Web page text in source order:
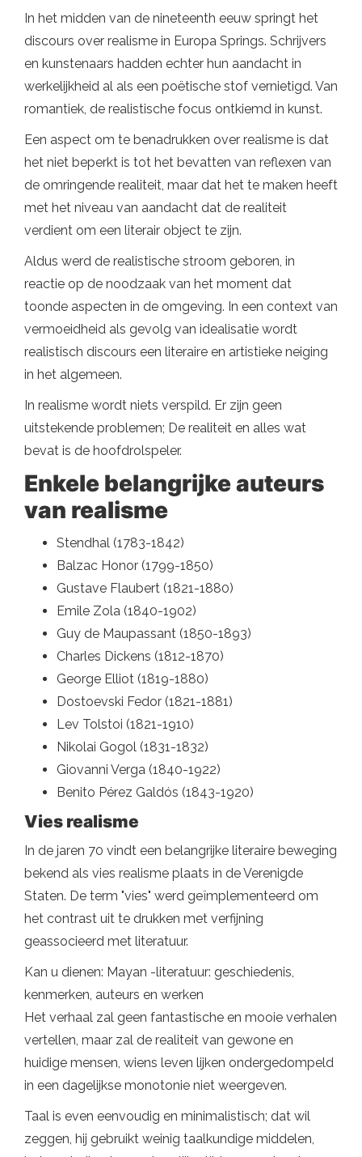
In het midden van de nineteenth eeuw springt het
discours over realisme in Europa Springs. Schrijvers
en kunstenaars hadden echter hun aandacht in
werkelijkheid al als een poëtische stof vernietigd. Van
romantiek, de realistische focus ontkiemd in kunst.
Een aspect om te benadrukken over realisme is dat
het niet beperkt is tot het bevatten van reflexen van
de omringende realiteit, maar dat het te maken heeft
met het niveau van aandacht dat de realiteit
verdient om een ​​literair object te zijn.
Aldus werd de realistische stroom geboren, in
reactie op de noodzaak van het moment dat
toonde aspecten in de omgeving. In een context van
vermoeidheid als gevolg van idealisatie wordt
realistisch discours een literaire en artistieke neiging
in het algemeen.
In realisme wordt niets verspild. Er zijn geen
uitstekende problemen; De realiteit en alles wat
bevat is de hoofdrolspeler.
Enkele belangrijke auteurs
van realisme
Stendhal (1783-1842)
Balzac Honor (1799-1850)
Gustave Flaubert (1821-1880)
Emile Zola (1840-1902)
Guy de Maupassant (1850-1893)
Charles Dickens (1812-1870)
George Elliot (1819-1880)
Dostoevski Fedor (1821-1881)
Lev Tolstoi (1821-1910)
Nikolai Gogol (1831-1832)
Giovanni Verga (1840-1922)
Benito Pérez Galdós (1843-1920)
Vies realisme
In de jaren 70 vindt een belangrijke literaire beweging
bekend als vies realisme plaats in de Verenigde
Staten. De term "vies" werd geïmplementeerd om
het contrast uit te drukken met verfijning
geassocieerd met literatuur.
Kan u dienen: Mayan -literatuur: geschiedenis,
kenmerken, auteurs en werken
Het verhaal zal geen fantastische en mooie verhalen
vertellen, maar zal de realiteit van gewone en
huidige mensen, wiens leven lijken ondergedompeld
in een dagelijkse monotonie niet weergeven.
Taal is even eenvoudig en minimalistisch; dat wil
zeggen, hij gebruikt weinig taalkundige middelen,